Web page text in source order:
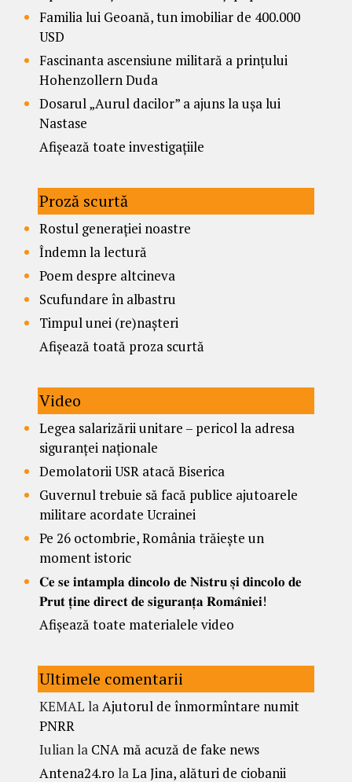
Familia lui Geoană, tun imobiliar de 400.000
USD
Fascinanta ascensiune militară a prințului
Hohenzollern Duda
Dosarul „Aurul dacilor” a ajuns la ușa lui
Nastase
Afișează toate investigațiile
Proză scurtă
Rostul generației noastre
Îndemn la lectură
Poem despre altcineva
Scufundare în albastru
Timpul unei (re)nașteri
Afișează toată proza scurtă
Video
Legea salarizării unitare – pericol la adresa
siguranței naționale
Demolatorii USR atacă Biserica
Guvernul trebuie să facă publice ajutoarele
militare acordate Ucrainei
Pe 26 octombrie, România trăiește un
moment istoric
𝐂𝐞 𝐬𝐞 𝐢𝐧𝐭𝐚𝐦𝐩𝐥𝐚 𝐝𝐢𝐧𝐜𝐨𝐥𝐨 𝐝𝐞 𝐍𝐢𝐬𝐭𝐫𝐮 𝐬̦𝐢 𝐝𝐢𝐧𝐜𝐨𝐥𝐨 𝐝𝐞
𝐏𝐫𝐮𝐭 𝐭̦𝐢𝐧𝐞 𝐝𝐢𝐫𝐞𝐜𝐭 𝐝𝐞 𝐬𝐢𝐠𝐮𝐫𝐚𝐧𝐭̦𝐚 𝐑𝐨𝐦𝐚̂𝐧𝐢𝐞𝐢!
Afișează toate materialele video
Ultimele comentarii
KEMAL laAjutorul de înmormîntare numit
PNRR
Iulianla CNA mă acuză de fake news
Antena24.ro laLa Jina, alături de ciobanii